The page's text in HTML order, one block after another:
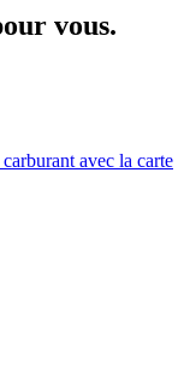
vous.